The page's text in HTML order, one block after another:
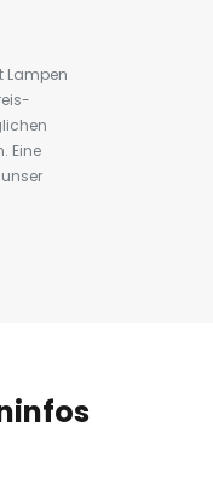
Lampen
Eine